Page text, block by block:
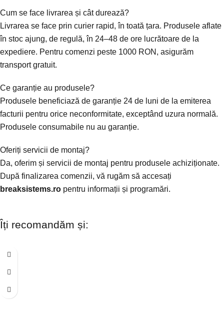
Cum se face livrarea și cât durează?
Livrarea se face prin curier rapid, în toată țara. Produsele aflate
în stoc ajung, de regulă, în 24–48 de ore lucrătoare de la
expediere. Pentru comenzi peste 1000 RON, asigurăm
transport gratuit.
Ce garanție au produsele?
Produsele beneficiază de garanție 24 de luni de la emiterea
facturii pentru orice neconformitate, exceptând uzura normală.
Produsele consumabile nu au garanție.
Oferiți servicii de montaj?
Da, oferim și servicii de montaj pentru produsele achiziționate.
După finalizarea comenzii, vă rugăm să accesați
breaksistems.ro pentru informații și programări.
Îți recomandăm și: